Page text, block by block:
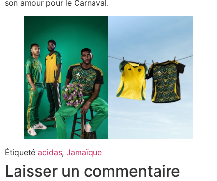
son amour pour le Carnaval.
Étiqueté adidas, Jamaïque
Laisser un commentaire